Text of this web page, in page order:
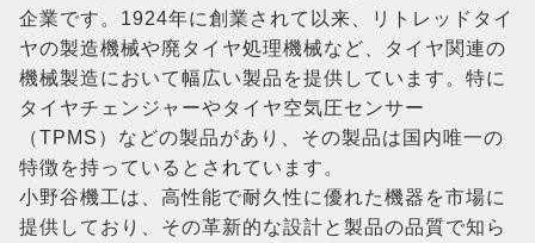
企業です。1924年に創業されて以来、リトレッドタイ
ヤの製造機械や廃タイヤ処理機械など、タイヤ関連の
機械製造において幅広い製品を提供しています。特に
タイヤチェンジャーやタイヤ空気圧センサー
（TPMS）などの製品があり、その製品は国内唯一の
特徴を持っているとされています。
小野谷機工は、高性能で耐久性に優れた機器を市場に
提供しており、その革新的な設計と製品の品質で知ら